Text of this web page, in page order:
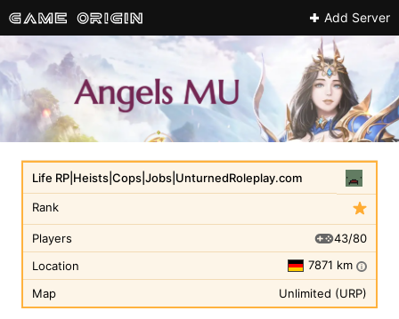
Add Server
Rank
Life RP|Heists|Cops|Jobs|UnturnedRoleplay.com
Players
43/80
Location
7871 km i
Map Unlimited (URP)